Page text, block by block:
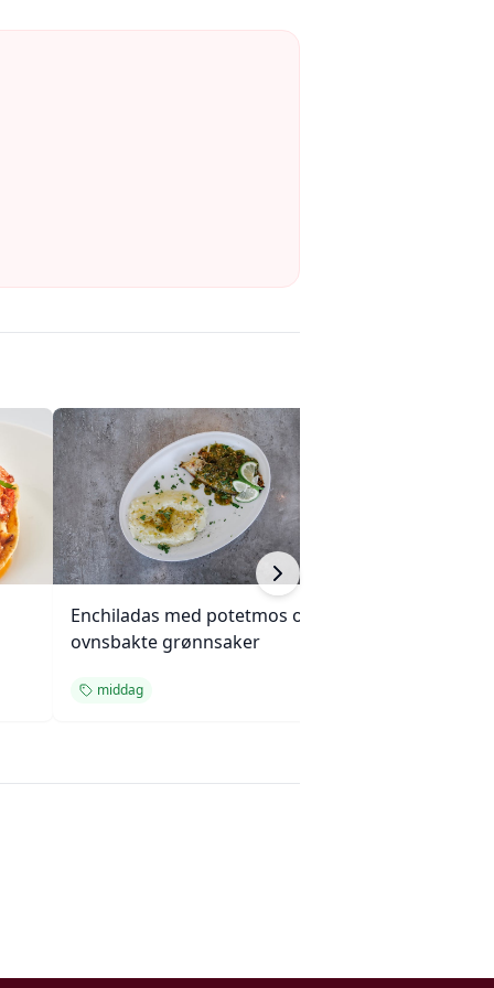
Enchiladas med potetmos og
ovnsbakte grønnsaker
middag